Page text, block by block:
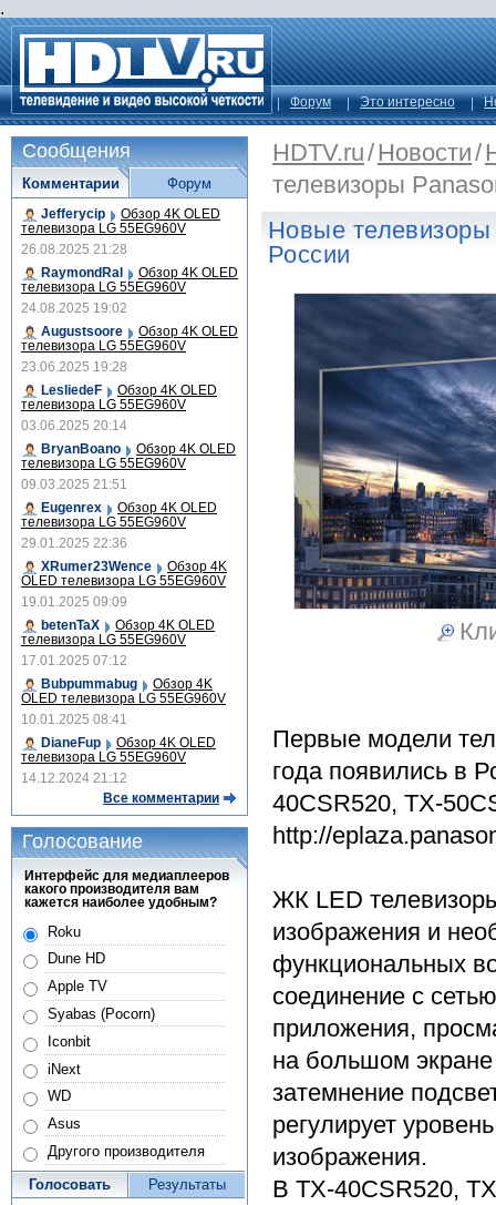
.
Форум Это интересно
HDTV.ru/Новости/
телевизоры
Новые
России
Первые модели
года появились в
40CSR520, TX-
http://
ЖК LED
изображения и
функциональных
соединение с
приложения,
на большом экране
затемнение
регулирует
изображения.
В TX-40CSR520,
Сообщения
Комментарии
Jefferycip Обзор 4K OLED
телевизора LG 55EG960V
26.08.2025 21:28
RaymondRal
Обзор 4K OLED
телевизора LG 55EG960V
24.08.2025 19:02
Augustsoore
Обзор 4K OLED
телевизора LG 55EG960V
23.06.2025 19:28
LesliedeF
Обзор 4K OLED
телевизора LG 55EG960V
03.06.2025 20:14
BryanBoano
Обзор 4K OLED
телевизора LG 55EG960V
09.03.2025 21:51
Eugenrex
Обзор 4K OLED
телевизора LG 55EG960V
29.01.2025 22:36
XRumer23Wence
Обзор 4K
OLED телевизора LG 55EG960V
19.01.2025 09:09
betenTaX
Обзор 4K OLED
телевизора LG 55EG960V
17.01.2025 07:12
Bubpummabug
Обзор 4K
OLED телевизора LG 55EG960V
10.01.2025 08:41
DianeFup
Обзор 4K OLED
телевизора LG 55EG960V
14.12.2024 21:12
Все комментарии
Форум
Голосование
Интерфейс для медиаплееров
какого производителя вам
кажется наиболее удобным?
Roku
Dune HD
Apple TV
Syabas (Pocorn)
Iconbit
iNext
WD
Asus
Другого производителя
Голосовать Результаты